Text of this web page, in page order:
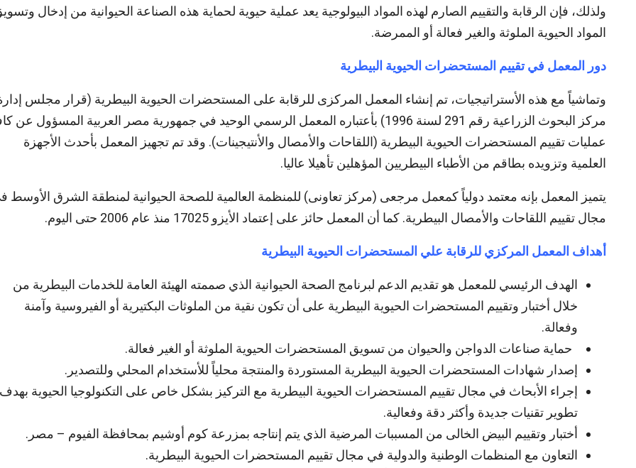
ولذلك، فإن الرقابة والتقييم الصارم لهذه المواد البيولوجية يعد عملية حيوية لحماية هذه الصناعة الحيوانية من إدخال
المواد الحيوية الملوثة والغير فعالة أو الممرضة.
دور المعمل في تقييم المستحضرات الحيوية البيطرية
وتماشياً مع هذه الأستراتيجيات، تم إنشاء المعمل المركزى للرقابة على المستحضرات الحيوية البيطرية (قرار مجلس
مركز البحوث الزراعية رقم 291 لسنة 1996) بأعتباره المعمل الرسمي الوحيد في جمهورية مصر العربية المسؤول عن
عمليات تقييم المستحضرات الحيوية البيطرية (اللقاحات والأمصال والأنتيجينات). وقد تم تجهيز المعمل بأحدث الأجهزة
العلمية وتزويده بطاقم من الأطباء البيطريين المؤهلين تأهيلا عاليا.
يتميز المعمل بإنه معتمد دولياً كمعمل مرجعى (مركز تعاونى) للمنظمة العالمية للصحة الحيوانية لمنطقة الشرق الأوسط
مجال تقييم اللقاحات والأمصال البيطرية. كما أن المعمل حائز على إعتماد الأيزو 17025 منذ عام 2006 حتى اليوم.
أهداف المعمل المركزي للرقابة علي المستحضرات الحيوية البيطرية
الهدف الرئيسي للمعمل هو تقديم الدعم لبرنامج الصحة الحيوانية الذي صممته الهيئة العامة للخدمات البيطرية من
خلال أختبار وتقييم المستحضرات الحيوية البيطرية على أن تكون نقية من الملوثات البكتيرية أو الفيروسية وآمنة
وفعالة.
حماية صناعات الدواجن والحيوان من تسويق المستحضرات الحيوية الملوثة أو الغير فعالة.
إصدار شهادات المستحضرات الحيوية البيطرية المستوردة والمنتجة محلياً للأستخدام المحلي وللتصدير.
إجراء الأبحاث في مجال تقييم المستحضرات الحيوية البيطرية مع التركيز بشكل خاص على التكنولوجيا الحيوية بهدف
تطوير تقنيات جديدة وأكثر دقة وفعالية.
أختبار وتقييم البيض الخالى من المسببات المرضية الذي يتم إنتاجه بمزرعة كوم أوشيم بمحافظة الفيوم – مصر.
التعاون مع المنظمات الوطنية والدولية في مجال تقييم المستحضرات الحيوية البيطرية.